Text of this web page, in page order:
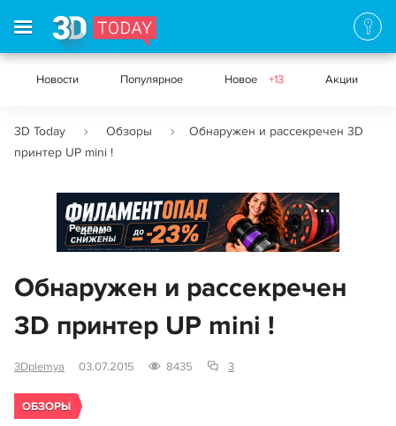
Новости Популярное Новое +13 Акции
3D Today Обзоры
Обнаружен и рассекречен 3D
принтер UP mini !
Реклама
Обнаружен и рассекречен
3D принтер UP mini !
3Dplemya 03.07.2015 8435 3
ОБЗОРЫ